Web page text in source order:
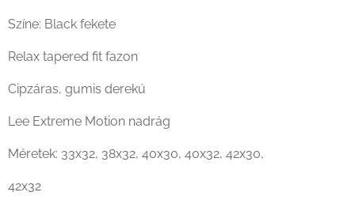
Lee Extreme Motion svéd zsebes nadrág fekete színben
Színe: Black fekete
Relax tapered fit fazon
Cipzáras, gumis derekú
Lee Extreme Motion nadrág
Méretek: 33x32, 38x32, 40x30, 40x32, 42x30,
42x32